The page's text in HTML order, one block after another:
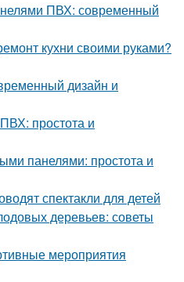
ПВХ: современный
кухни своими руками?
дизайн и
простота и
панелями: простота и
спектакли для детей
деревьев: советы
мероприятия